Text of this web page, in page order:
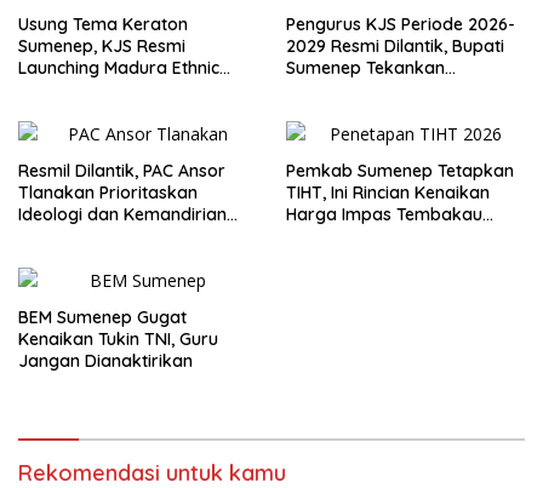
Usung Tema Keraton
Sumenep, KJS Resmi
Launching Madura Ethnic
Pengurus KJS Periode 2026-
2029 Resmi Dilantik, Bupati
Sumenep Tekankan
Resmil Dilantik, PAC Ansor
Tlanakan Prioritaskan
Ideologi dan Kemandirian
Pemkab Sumenep Tetapkan
TIHT, Ini Rincian Kenaikan
Harga Impas Tembakau
BEM Sumenep Gugat
Kenaikan Tukin TNI, Guru
Jangan Dianaktirikan
Rekomendasi untuk kamu